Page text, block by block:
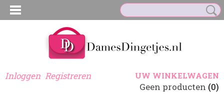
Inloggen Registreren UW WINKELWAGEN
Geen producten (0)